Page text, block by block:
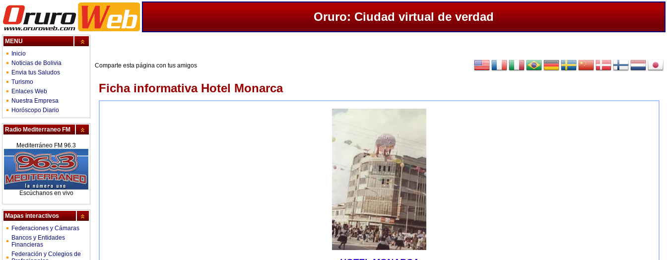
Oruro: Ciudad virtual de verdad
MENU
Inicio
Noticias de Bolivia
Envia tus Saludos
Turismo
Enlaces Web
Nuestra Empresa
Horóscopo Diario
Radio Mediterraneo FM
Mediterráneo FM 96.3
Escúchanos en vivo
Mapas interactivos
Federaciones y Cámaras
Bancos y Entidades
Financieras
Federación y Colegios de
Comparte esta página con tus amigos
Ficha informativa Hotel Monarca